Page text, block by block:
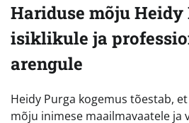
Hariduse mõju Heidy
isiklikule ja
arengule
Heidy Purga kogemus tõestab,
mõju inimese maailmavaatele ja